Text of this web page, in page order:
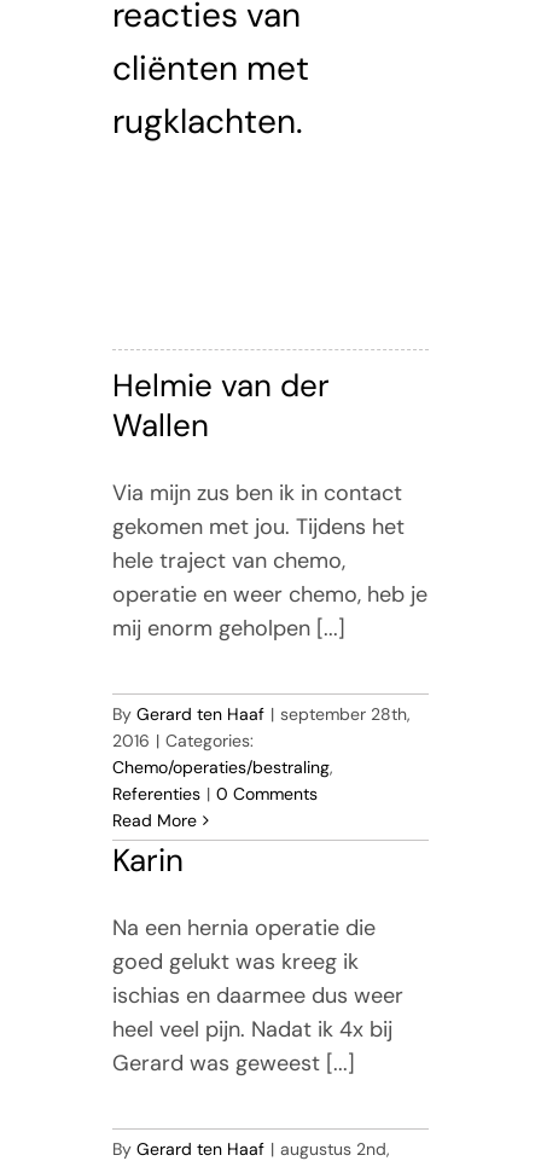
reacties van
cliënten met
rugklachten.
Helmie van der
Wallen
Via mijn zus ben ik in contact
gekomen met jou. Tijdens het
hele traject van chemo,
operatie en weer chemo, heb je
mij enorm geholpen [...]
By Gerard ten Haaf | september 28th,
2016 | Categories:
Chemo/operaties/bestraling,
Referenties | 0 Comments
Read More
Karin
Na een hernia operatie die
goed gelukt was kreeg ik
ischias en daarmee dus weer
heel veel pijn. Nadat ik 4x bij
Gerard was geweest [...]
By Gerard ten Haaf | augustus 2nd,